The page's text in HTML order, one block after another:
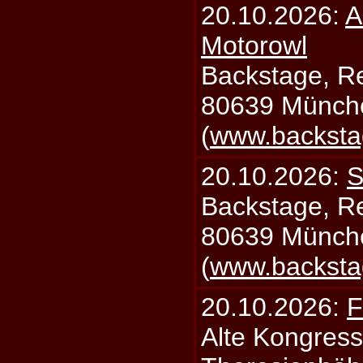
20.10.2026:
Motorowl
Backstage,
80639
(
20.10.2026:
Backstage,
80639
(
20.10.2026:
Alte